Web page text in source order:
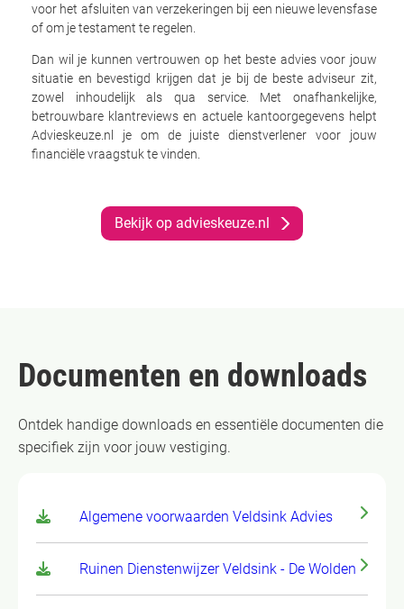
voor het afsluiten van verzekeringen bij een nieuwe levensfase
of om je testament te regelen.
Dan wil je kunnen vertrouwen op het beste advies voor jouw
situatie en bevestigd krijgen dat je bij de beste adviseur zit,
zowel inhoudelijk als qua service. Met onafhankelijke,
betrouwbare klantreviews en actuele kantoorgegevens helpt
Advieskeuze.nl je om de juiste dienstverlener voor jouw
financiële vraagstuk te vinden.
Bekijk op advieskeuze.nl
Documenten en downloads
Ontdek handige downloads en essentiële documenten die
specifiek zijn voor jouw vestiging.
Algemene voorwaarden Veldsink Advies
Ruinen Dienstenwijzer Veldsink - De Wolden